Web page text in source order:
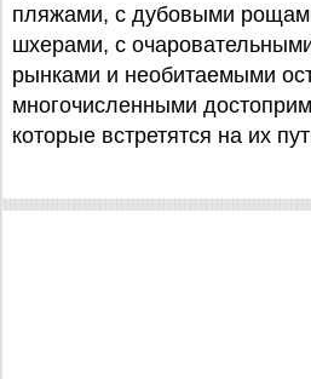
пляжами, с дубовыми
шхерами, с
рынками и необитаемыми
многочисленными
которые встретятся на их